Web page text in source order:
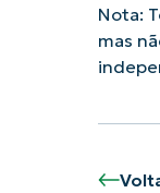
Nota:
mas